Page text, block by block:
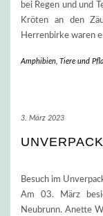
bei Regen und und
Kröten an den
Herrenbirke waren
Amphibien Tiere und
3. März 2023
Besuch im
Am 03. März
Neubrunn. Anette